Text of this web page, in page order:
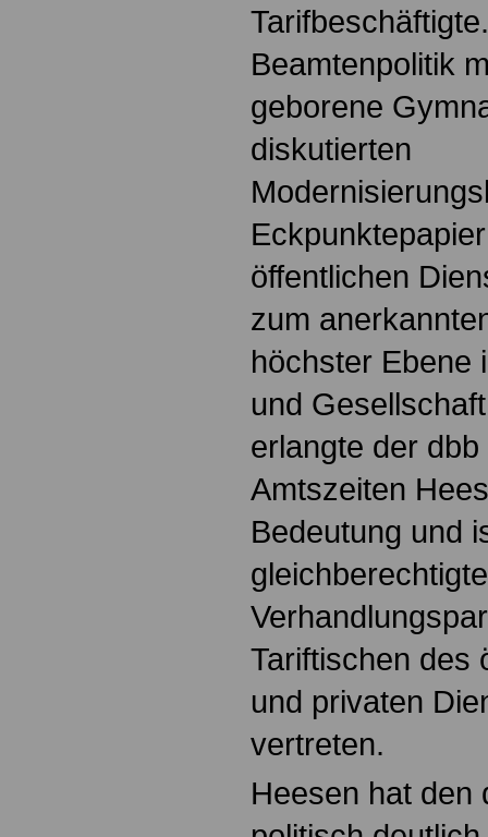
Beamtenpolitik
geborene
diskutierten
öffentlichen
zum
höchster Ebene
und
erlangte der
Amtszeiten
Bedeutung und
Tariftischen des
und privaten
vertreten.
Heesen hat den